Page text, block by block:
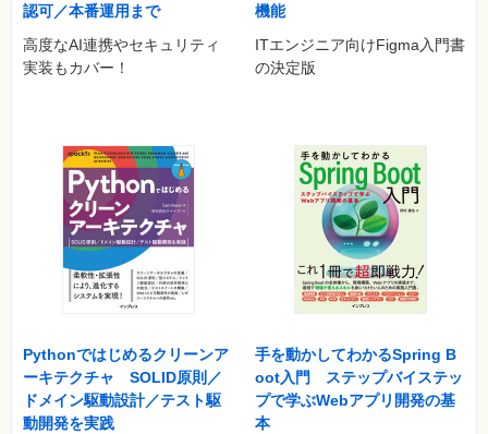
認可／本番運用まで
高度なAI連携やセキュリティ
実装もカバー！
機能
ITエンジニア向けFigma入門書
の決定版
Pythonではじめるクリーンア
ーキテクチャ SOLID原則／
ドメイン駆動設計／テスト駆
動開発を実践
手を動かしてわかるSpring B
oot入門 ステップバイステッ
プで学ぶWebアプリ開発の基
本